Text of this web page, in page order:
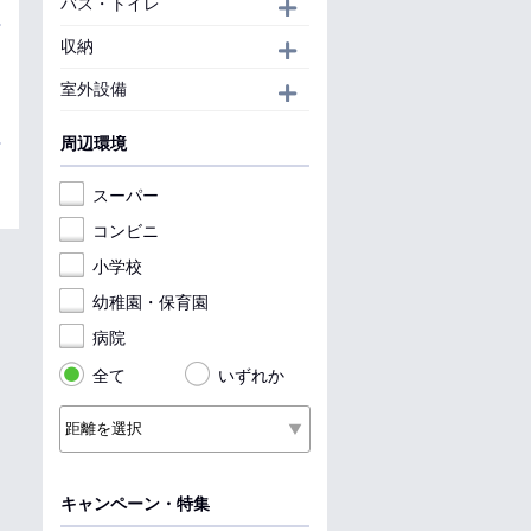
収納
室外設備
周辺環境
スーパー
コンビニ
小学校
幼稚園・保育園
病院
全て
いずれか
キャンペーン・特集